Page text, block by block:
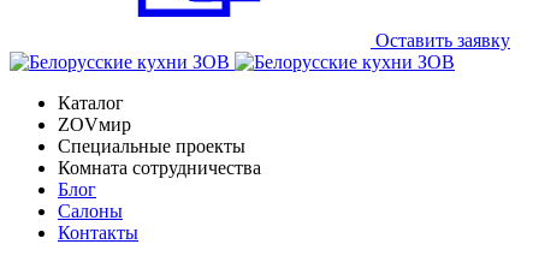
Оставить заявку
Каталог
ZOVмир
Специальные проекты
Комната сотрудничества
Блог
Салоны
Контакты